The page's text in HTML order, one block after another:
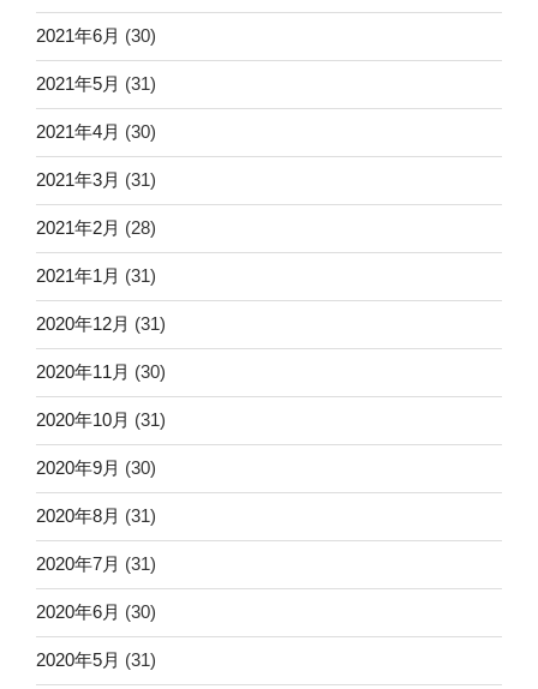
2021年6月 (30)
2021年5月 (31)
2021年4月 (30)
2021年3月 (31)
2021年2月 (28)
2021年1月 (31)
2020年12月 (31)
2020年11月 (30)
2020年10月 (31)
2020年9月 (30)
2020年8月 (31)
2020年7月 (31)
2020年6月 (30)
2020年5月 (31)